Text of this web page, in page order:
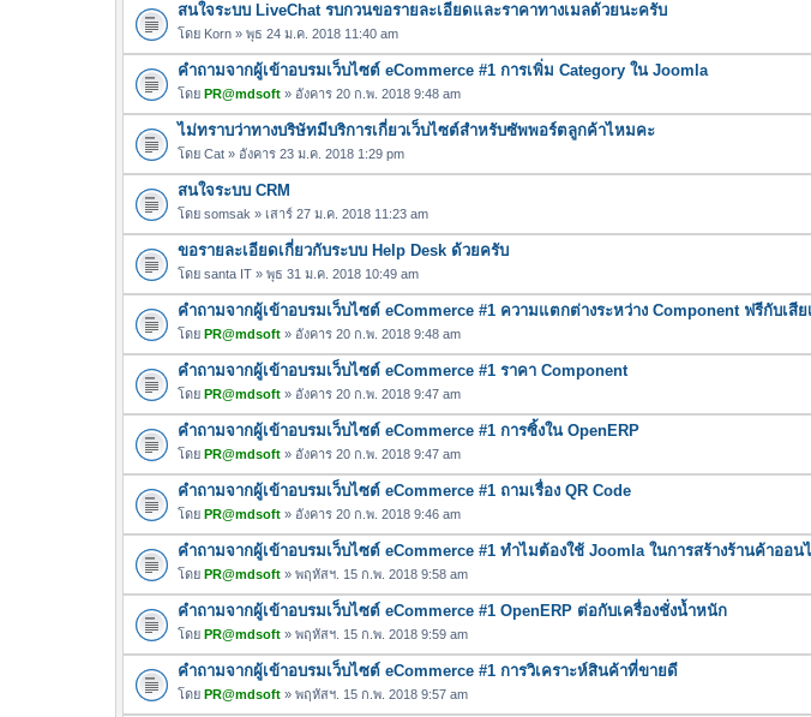
สนใจระบบ LiveChat รบกวนขอรายละเอียดและราคาทางเมลด้วยนะครับ
โดย Korn » พุธ 24 ม.ค. 2018 11:40 am
คำถามจากผู้เข้าอบรมเว็บไซต์ eCommerce #1 การเพิ่ม Category ใน Joomla
โดย PR@mdsoft » อังคาร 20 ก.พ. 2018 9:48 am
ไม่ทราบว่าทางบริษัทมีบริการเกี่ยวเว็บไซต์สำหรับซัพพอร์ตลูกค้าไหมคะ
โดย Cat » อังคาร 23 ม.ค. 2018 1:29 pm
สนใจระบบ CRM
โดย somsak » เสาร์ 27 ม.ค. 2018 11:23 am
ขอรายละเอียดเกี่ยวกับระบบ Help Desk ด้วยครับ
โดย santa IT » พุธ 31 ม.ค. 2018 10:49 am
คำถามจากผู้เข้าอบรมเว็บไซต์ eCommerce #1 ความแตกต่างระหว่าง Component ฟรีกับเสีย
โดย PR@mdsoft » อังคาร 20 ก.พ. 2018 9:48 am
คำถามจากผู้เข้าอบรมเว็บไซต์ eCommerce #1 ราคา Component
โดย PR@mdsoft » อังคาร 20 ก.พ. 2018 9:47 am
คำถามจากผู้เข้าอบรมเว็บไซต์ eCommerce #1 การซิ้งใน OpenERP
โดย PR@mdsoft » อังคาร 20 ก.พ. 2018 9:47 am
คำถามจากผู้เข้าอบรมเว็บไซต์ eCommerce #1 ถามเรื่อง QR Code
โดย PR@mdsoft » อังคาร 20 ก.พ. 2018 9:46 am
คำถามจากผู้เข้าอบรมเว็บไซต์ eCommerce #1 ทำไมต้องใช้ Joomla ในการสร้างร้านค้าออน
โดย PR@mdsoft » พฤหัสฯ. 15 ก.พ. 2018 9:58 am
คำถามจากผู้เข้าอบรมเว็บไซต์ eCommerce #1 OpenERP ต่อกับเครื่องชั่งน้ำหนัก
โดย PR@mdsoft » พฤหัสฯ. 15 ก.พ. 2018 9:59 am
คำถามจากผู้เข้าอบรมเว็บไซต์ eCommerce #1 การวิเคราะห์สินค้าที่ขายดี
โดย PR@mdsoft » พฤหัสฯ. 15 ก.พ. 2018 9:57 am